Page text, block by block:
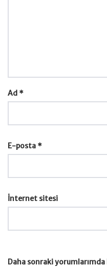
Ad *
E-posta *
İnternet sitesi
Daha sonraki